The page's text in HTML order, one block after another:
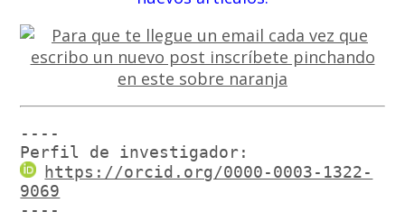
----
Perfil de investigador:
https://orcid.org/0000-0003-1322-
9069
----